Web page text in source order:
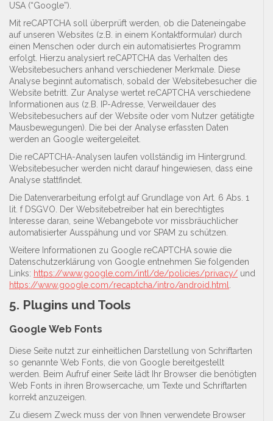
USA (“Google”).
Mit reCAPTCHA soll überprüft werden, ob die Dateneingabe
auf unseren Websites (z.B. in einem Kontaktformular) durch
einen Menschen oder durch ein automatisiertes Programm
erfolgt. Hierzu analysiert reCAPTCHA das Verhalten des
Websitebesuchers anhand verschiedener Merkmale. Diese
Analyse beginnt automatisch, sobald der Websitebesucher die
Website betritt. Zur Analyse wertet reCAPTCHA verschiedene
Informationen aus (z.B. IP-Adresse, Verweildauer des
Websitebesuchers auf der Website oder vom Nutzer getätigte
Mausbewegungen). Die bei der Analyse erfassten Daten
werden an Google weitergeleitet.
Die reCAPTCHA-Analysen laufen vollständig im Hintergrund.
Websitebesucher werden nicht darauf hingewiesen, dass eine
Analyse stattfindet.
Die Datenverarbeitung erfolgt auf Grundlage von Art. 6 Abs. 1
lit. f DSGVO. Der Websitebetreiber hat ein berechtigtes
Interesse daran, seine Webangebote vor missbräuchlicher
automatisierter Ausspähung und vor SPAM zu schützen.
Weitere Informationen zu Google reCAPTCHA sowie die
Datenschutzerklärung von Google entnehmen Sie folgenden
Links: https://www.google.com/intl/de/policies/privacy/ und
https://www.google.com/recaptcha/intro/android.html.
5. Plugins und Tools
Google Web Fonts
Diese Seite nutzt zur einheitlichen Darstellung von Schriftarten
so genannte Web Fonts, die von Google bereitgestellt
werden. Beim Aufruf einer Seite lädt Ihr Browser die benötigten
Web Fonts in ihren Browsercache, um Texte und Schriftarten
korrekt anzuzeigen.
Zu diesem Zweck muss der von Ihnen verwendete Browser